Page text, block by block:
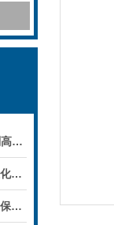
琛航科技：康诺新推出HF系列高压恒流泵
琛航公司精彩亮相2025全国催化学术会议
琛航科技： 2025 Scienhome保护柱年中赠送活动